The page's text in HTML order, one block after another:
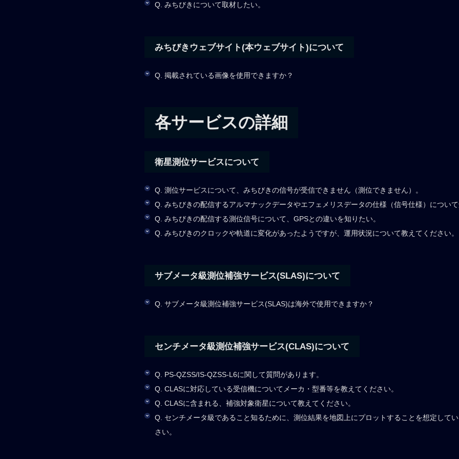
Q. みちびきについて取材したい。
みちびきウェブサイト(本ウェブサイト)について
Q. 掲載されている画像を使用できますか？
各サービスの詳細
衛星測位サービスについて
Q. 測位サービスについて、みちびきの信号が受信できません（測位できません）。
Q. みちびきの配信するアルマナックデータやエフェメリスデータの仕様（信号仕様）について
Q. みちびきの配信する測位信号について、GPSとの違いを知りたい。
Q. みちびきのクロックや軌道に変化があったようですが、運用状況について教えてください。
サブメータ級測位補強サービス(SLAS)について
Q. サブメータ級測位補強サービス(SLAS)は海外で使用できますか？
センチメータ級測位補強サービス(CLAS)について
Q. PS-QZSS/IS-QZSS-L6に関して質問があります。
Q. CLASに対応している受信機についてメーカ・型番等を教えてください。
Q. CLASに含まれる、補強対象衛星について教えてください。
Q. センチメータ級であること知るために、測位結果を地図上にプロットすることを想定して
さい。